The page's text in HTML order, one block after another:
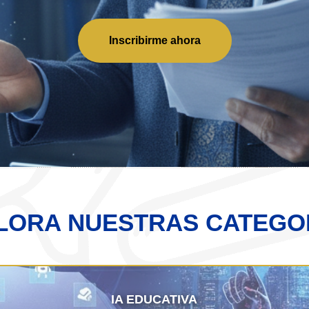
Inscribirme ahora
NUESTRAS
IA EDUCATIVA